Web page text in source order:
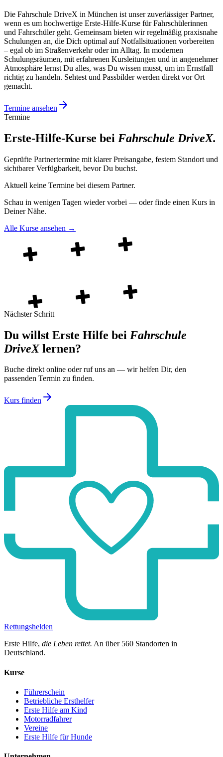
Die Fahrschule DriveX in München ist unser zuverlässiger Partner,
wenn es um hochwertige Erste-Hilfe-Kurse für Fahrschülerinnen
und Fahrschüler geht. Gemeinsam bieten wir regelmäßig praxisnahe
Schulungen an, die Dich optimal auf Notfallsituationen vorbereiten
– egal ob im Straßenverkehr oder im Alltag. In modernen
Schulungsräumen, mit erfahrenen Kursleitungen und in angenehmer
Atmosphäre lernst Du alles, was Du wissen musst, um im Ernstfall
richtig zu handeln. Sehtest und Passbilder werden direkt vor Ort
gemacht.
Termine ansehen
Termine
Erste-Hilfe-Kurse bei Fahrschule DriveX.
Geprüfte Partnertermine mit klarer Preisangabe, festem Standort und
sichtbarer Verfügbarkeit, bevor Du buchst.
Aktuell keine Termine bei diesem Partner.
Schau in wenigen Tagen wieder vorbei — oder finde einen Kurs in
Deiner Nähe.
Alle Kurse ansehen →
Nächster Schritt
Du willst Erste Hilfe bei Fahrschule
DriveX lernen?
Buche direkt online oder ruf uns an — wir helfen Dir, den
passenden Termin zu finden.
Kurs finden
Rettungshelden
Erste Hilfe, die Leben rettet. An über 560 Standorten in
Deutschland.
Kurse
Führerschein
Betriebliche Ersthelfer
Erste Hilfe am Kind
Motorradfahrer
Vereine
Erste Hilfe für Hunde